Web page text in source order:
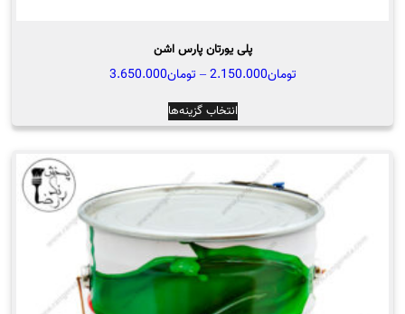
پلی یورتان پارس اشن
تومان2.150.000
– تومان3.650.000محدوده
تا
انتخاب گزینه‌هااین
محصول
مختلفی
باشد.
گزینه
ها